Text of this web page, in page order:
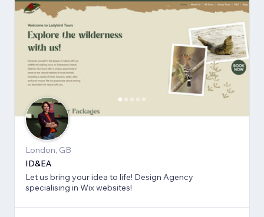
London, GB
ID&EA
Let us bring your idea to life! Design Agency
specialising in Wix websites!